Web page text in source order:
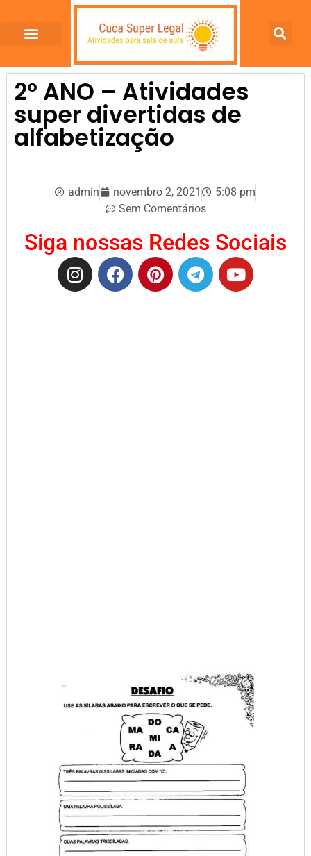
2º ANO – Atividades
super divertidas de
alfabetização
admin novembro 2, 2021
5:08 pm
Sem Comentários
Siga nossas Redes Sociais